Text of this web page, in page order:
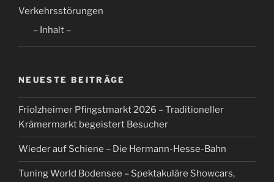
Verkehrsstörungen
– Inhalt –
NEUESTE BEITRÄGE
Friolzheimer Pfingstmarkt 2026 – Traditioneller
Krämermarkt begeistert Besucher
Wieder auf Schiene – Die Hermann-Hesse-Bahn
Tuning World Bodensee – Spektakuläre Showcars,